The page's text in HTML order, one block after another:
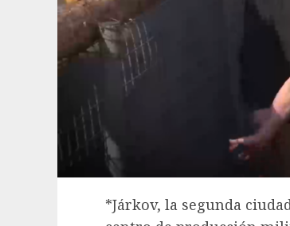
*Járkov, la segunda